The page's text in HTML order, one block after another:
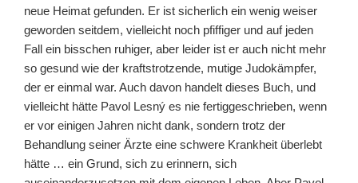
neue Heimat gefunden. Er ist sicherlich ein wenig weiser
geworden seitdem, vielleicht noch pfiffiger und auf jeden
Fall ein bisschen ruhiger, aber leider ist er auch nicht mehr
so gesund wie der kraftstrotzende, mutige Judokämpfer,
der er einmal war. Auch davon handelt dieses Buch, und
vielleicht hätte Pavol Lesný es nie fertiggeschrieben, wenn
er vor einigen Jahren nicht dank, sondern trotz der
Behandlung seiner Ärzte eine schwere Krankheit überlebt
hätte … ein Grund, sich zu erinnern, sich